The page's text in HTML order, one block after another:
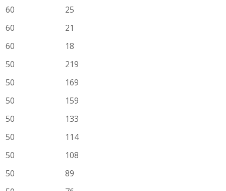
60
25
60
21
60
18
50
219
50
169
50
159
50
133
50
114
50
108
50
89